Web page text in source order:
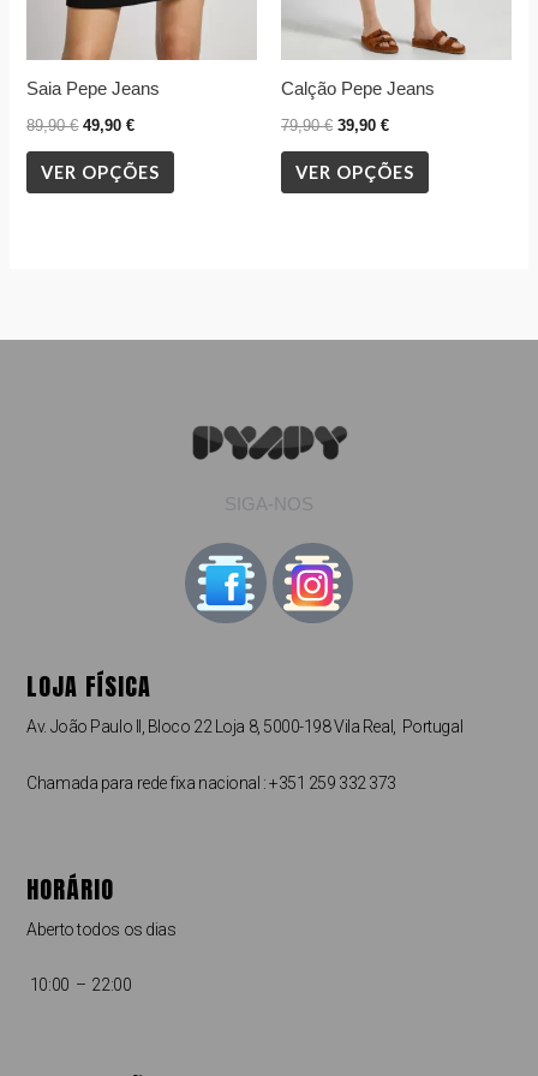
Saia Pepe Jeans
89,90€ 49,90€
VER OPÇÕES
chosen
product
page
Calção Pepe Jeans
79,90€ 39,90 €
VER OPÇÕES
be
chosen
on
product
page
SIGA-NOS
LOJA FÍSICA
Av. João Paulo II, Bloco 22 Loja 8, 5000-198 Vila Real, Portugal
Chamada para rede fixa nacional : +351 259 332 373
HORÁRIO
Aberto todos os dias
10:00 – 22:00